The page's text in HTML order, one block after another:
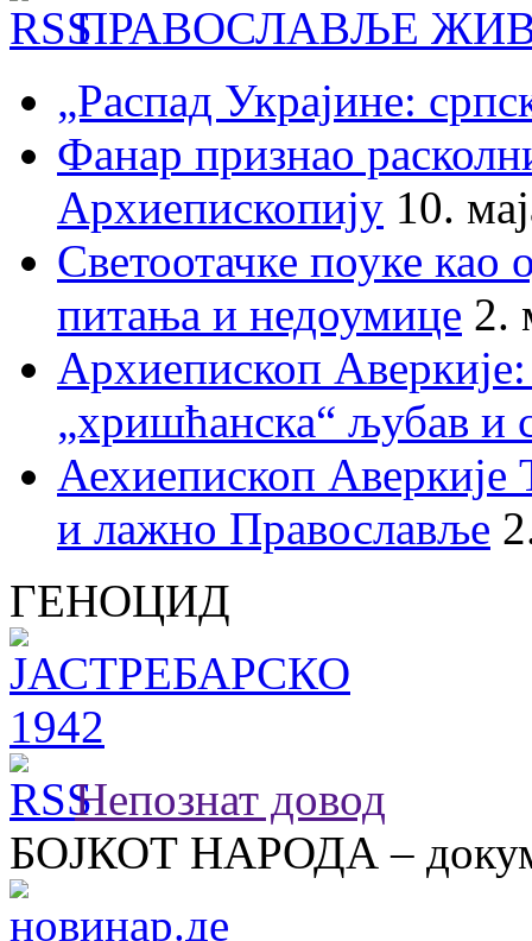
ПРАВОСЛАВЉЕ
„Распад Украјине:
Фанар признао
Архиепископију 10.
Светоотачке поуке као
питања и недоумице 2.
Архиепископ
„хришћанска“ љубав и
Аехиепископ
и лажно Православље
ГЕНОЦИД
Непознат довод
БОЈКОТ НАРОДА –